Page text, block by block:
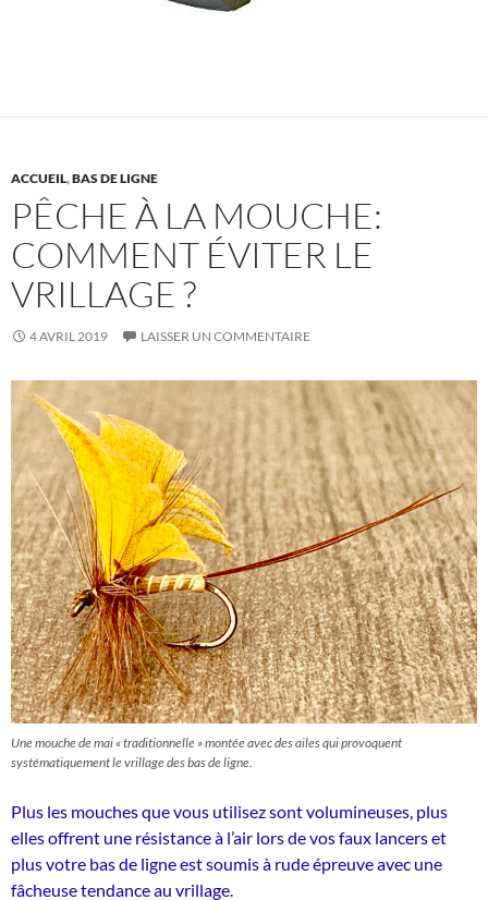
ACCUEIL,BAS DE LIGNE
PÊCHE À LA MOUCHE:
COMMENT ÉVITER LE
VRILLAGE ?
4 AVRIL 2019 LAISSER UN COMMENTAIRE
Une mouche de mai « traditionnelle » montée avec des ailes qui provoquent
systématiquement le vrillage des bas de ligne.
Plus les mouches que vous utilisez sont volumineuses, plus
elles offrent une résistance à l’air lors de vos faux lancers et
plus votre bas de ligne est soumis à rude épreuve avec une
fâcheuse tendance au vrillage.